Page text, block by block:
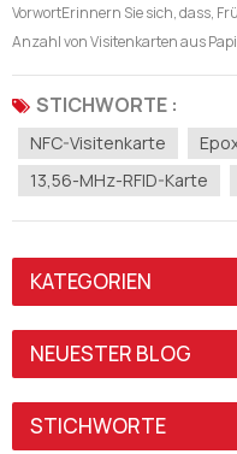
VorwortErinnern Sie sich, dass,
Anzahl von Visitenkarten aus
Aber mDie meisten Leute haben
Platzverschwendung
Mobiltelefone po...
STICHWORTE :
NFC-Visitenkarte
13,56-MHz-RFID-Karte
KATEGORIEN
NEUESTER BLOG
STICHWORTE